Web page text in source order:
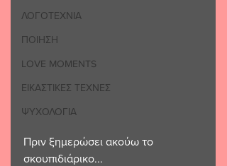
ΛΟΓΟΤΕΧΝΙΑ
ΠΟΙΗΣΗ
LOVE MOMENTS
ΕΙΚΑΣΤΙΚΕΣ ΤΕΧΝΕΣ
ΨΥΧΟΛΟΓΙΑ
Πριν ξημερώσει ακούω το
σκουπιδιάρικο...